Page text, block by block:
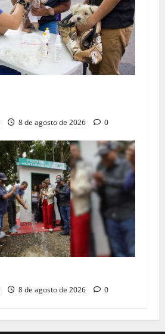
8 de agosto de 2026 0
8 de agosto de 2026 0